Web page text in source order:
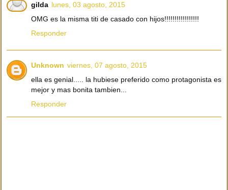
gilda lunes, 03 agosto, 2015
OMG es la misma titi de casado con hijos!!!!!!!!!!!!!!!!!
Responder
Unknown viernes, 07 agosto, 2015
ella es genial..... la hubiese preferido como protagonista es
mejor y mas bonita tambien...
Responder